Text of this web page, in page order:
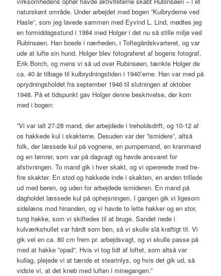
naturskønt område. Under arbejdet med bogen ”Kulbryderne ved
Hasle”, som jeg lavede sammen med Eyvind L. Lind, mødtes jeg
en formiddagsstund i 1984 med Holger i det nu så stille miljø ved
Rubinsøen. Han boede i nærheden, i Toftegårdskvarteret, og var
ude at lufte sin hund. Holger blev fotograferet af bogens fotograf,
Erik Borch, og mens vi så ud over Rubinsøen, tænkte Holger de
ca. 40 år tilbage til kulbrydningstiden i 1940’erne. Han var med på
oprydningsholdet fra september 1946 til slutningen af oktober
1948. På et tidspunkt gav Holger denne beskrivelse, der kom
med i bogen:
”Vi var ialt 27-28 mand, der arbejdede i treholdsdrift, og 10-12 af
os hakkede kul i skakterne. Desuden var der ”ismidere”, altså
folk, der læssede kul på vognene, en pumpemand, en kranmand
og en tømrer, som var på dagvagt og havde ansvaret for
afstivningen. To mand gik i hver skakt, og vi opererede med tre-
fire skakter. En stod og hakkede inde i skakten, en anden trillede
ud med børen, og uden for arbejdede ismideren. En mand på
dagholdet læssede kul på ophejsningen. I gangen gik vi ligesom
sidelæns mod hinanden, og vi havde to lette hakker og en stor,
tung hakke, som vi skiftedes til at bruge. Sandet nede i
kulværkshullet var hårdt som ben, så vi skulle slå kraftigt til. Vi
gik vel en ca. 80 cm frem pr. arbejdsvagt, og vi skulle passe på
med at hakke ”opad”. Hvis vi tog lidt af loftet, som altså var
kullag, plejede vi at tænde et stearinlys, og hvis det gik ud, så
vidste vi, at det kneb med luften i minegangen.”